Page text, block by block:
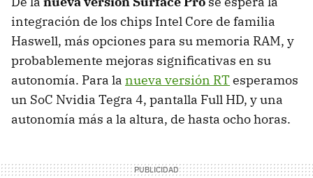
integración de los chips Intel Core de familia
Haswell, más opciones para su memoria RAM, y
probablemente mejoras significativas en su
autonomía. Para la nueva versión RTesperamos
un SoC Nvidia Tegra 4, pantalla Full HD, y una
autonomía más a la altura, de hasta ocho horas.